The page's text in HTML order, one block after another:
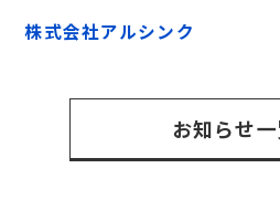
株式会社アルシンク
お知らせ